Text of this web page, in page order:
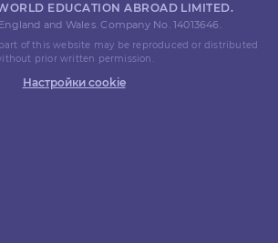
EDUCATION ABROAD LIMITED.
and Wales. Company No. 14013646.
of this website may be reproduced or distributed
prior written permission.
Настройки cookie